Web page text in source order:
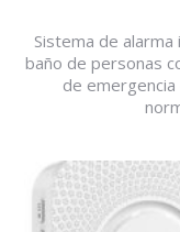
Sistema de alarma
baño de personas
de